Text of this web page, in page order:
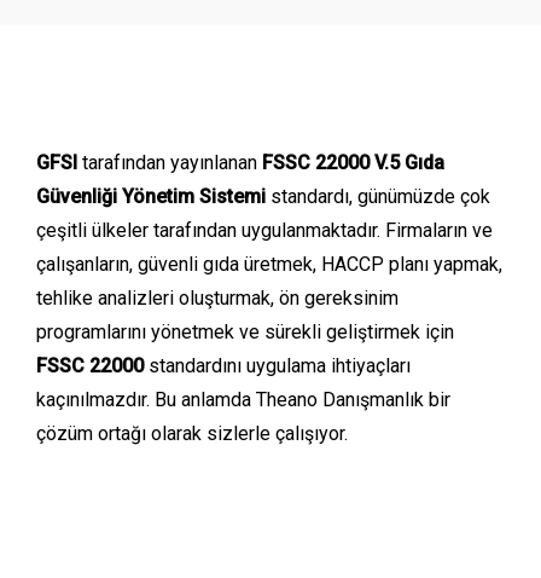
GFSI tarafından yayınlanan FSSC 22000 V.5 Gıda
Güvenliği Yönetim Sistemi standardı, günümüzde çok
çeşitli ülkeler tarafından uygulanmaktadır. Firmaların ve
çalışanların, güvenli gıda üretmek, HACCP planı yapmak,
tehlike analizleri oluşturmak, ön gereksinim
programlarını yönetmek ve sürekli geliştirmek için
FSSC 22000 standardını uygulama ihtiyaçları
kaçınılmazdır. Bu anlamda Theano Danışmanlık bir
çözüm ortağı olarak sizlerle çalışıyor.